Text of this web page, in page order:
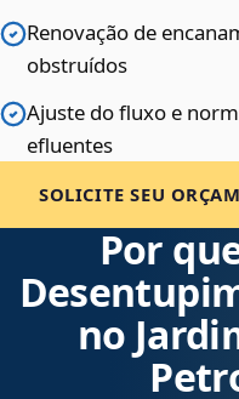
Renovação de
obstruídos
Ajuste do fluxo e
efluentes
SOLICITE SEU
Por
no